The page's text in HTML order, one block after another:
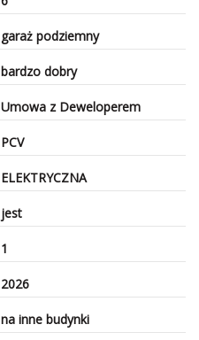
garaż podziemny
bardzo dobry
Umowa z Deweloperem
PCV
ELEKTRYCZNA
jest
1
2026
na inne budynki